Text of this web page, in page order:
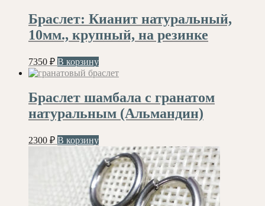
Браслет: Кианит натуральный,
10мм., крупный, на резинке
7350 ₽ В корзину
Браслет шамбала с гранатом
натуральным (Альмандин)
2300 ₽ В корзину